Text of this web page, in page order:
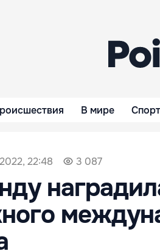
В мире Спорт
22:48 3 087